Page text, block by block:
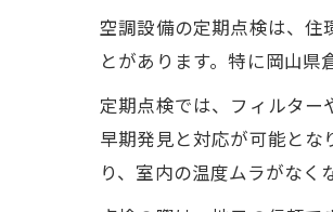
空調設備の定期点検は、住
とがあります。特に岡山県
定期点検では、フィルタ
早期発見と対応が可能と
り、室内の温度ムラがなく